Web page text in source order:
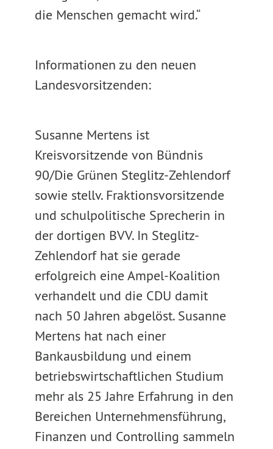
die Menschen gemacht wird.“
Informationen zu den neuen
Landesvorsitzenden:
Susanne Mertens ist
Kreisvorsitzende von Bündnis
90/Die Grünen Steglitz-Zehlendorf
sowie stellv. Fraktionsvorsitzende
und schulpolitische Sprecherin in
der dortigen BVV. In Steglitz-
Zehlendorf hat sie gerade
erfolgreich eine Ampel-Koalition
verhandelt und die CDU damit
nach 50 Jahren abgelöst. Susanne
Mertens hat nach einer
Bankausbildung und einem
betriebswirtschaftlichen Studium
mehr als 25 Jahre Erfahrung in den
Bereichen Unternehmensführung,
Finanzen und Controlling sammeln